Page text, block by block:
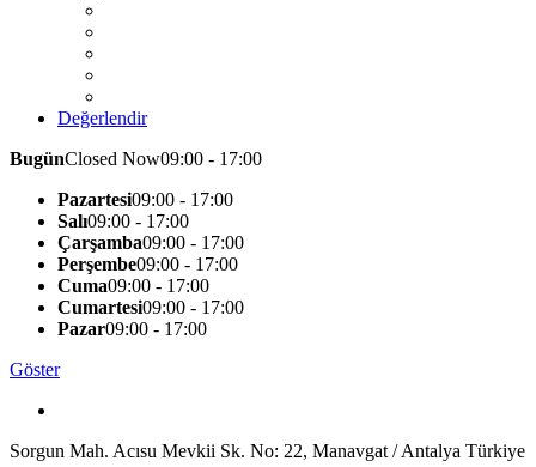
Değerlendir
BugünClosed Now09:00 - 17:00
Pazartesi09:00 - 17:00
Salı09:00 - 17:00
Çarşamba09:00 - 17:00
Perşembe09:00 - 17:00
Cuma09:00 - 17:00
Cumartesi09:00 - 17:00
Pazar09:00 - 17:00
Göster
Sorgun Mah. Acısu Mevkii Sk. No: 22, Manavgat / Antalya Türkiye